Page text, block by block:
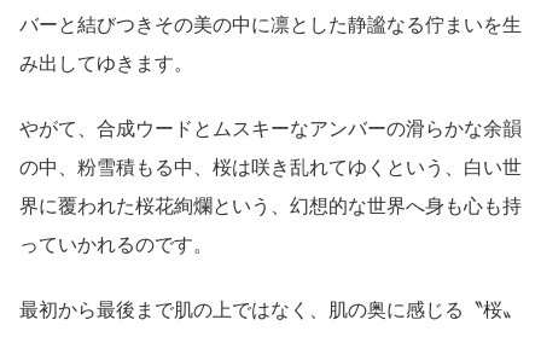
バーと結びつきその美の中に凛とした静謐なる佇まいを生
み出してゆきます。
やがて、合成ウードとムスキーなアンバーの滑らかな余韻
の中、粉雪積もる中、桜は咲き乱れてゆくという、白い世
界に覆われた桜花絢爛という、幻想的な世界へ身も心も持
っていかれるのです。
最初から最後まで肌の上ではなく、肌の奥に感じる〝桜〟